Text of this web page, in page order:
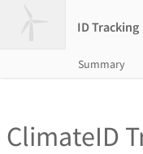
ID Tracking
Summary
ClimateID